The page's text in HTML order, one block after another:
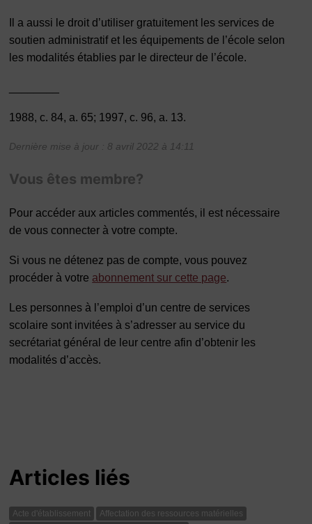
Il a aussi le droit d’utiliser gratuitement les services de
soutien administratif et les équipements de l’école selon
les modalités établies par le directeur de l’école.
1988, c. 84, a. 65; 1997, c. 96, a. 13.
Dernière mise à jour : 8 avril 2022 à 14:11
Vous êtes membre?
Pour accéder aux articles commentés, il est nécessaire
de vous connecter à votre compte.
Si vous ne détenez pas de compte, vous pouvez
procéder à votre abonnement sur cette page.
Les personnes à l’emploi d’un centre de services
scolaire sont invitées à s’adresser au service du
secrétariat général de leur centre afin d’obtenir les
modalités d’accès.
Articles liés
Acte d'établissement
Affectation des ressources matérielles